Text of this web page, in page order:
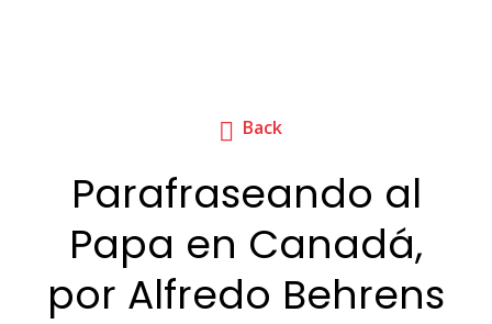
Back
Parafraseando al
Papa en Canadá,
por Alfredo Behrens